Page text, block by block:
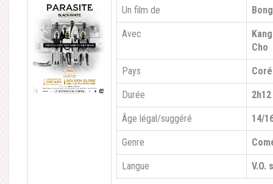
Un film de
Avec
Cho
Pays
Durée 2h12
Âge légal/suggéré 14/
Genre
Langue V.O.